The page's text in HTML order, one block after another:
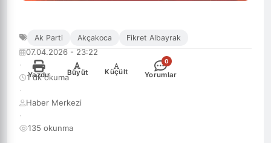
07.04.2026 - 23:22
·
1 dk okuma
·
Haber Merkezi
·
135 okunma
Yazdır
+
Büyüt
-
Küçült
0
Yorumlar
Ak Parti Akçakoca Fikret Albayrak